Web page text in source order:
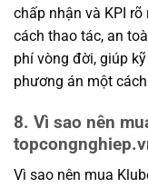
chấp nhận và KPI
cách thao tác, an
phí vòng đời, giúp
phương án một
8. Vì sao nên
Vì sao nên mua